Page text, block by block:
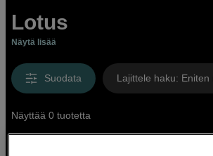
Lotus
Näytä lisää
Suodata Lajittele haku: Eniten
Näyttää 0 tuotetta